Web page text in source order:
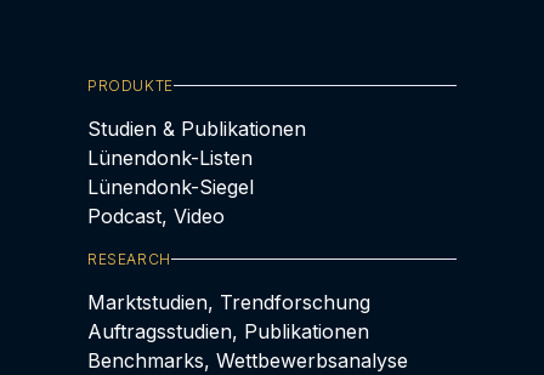
PRODUKTE
Studien & Publikationen
Lünendonk-Listen
Lünendonk-Siegel
Podcast, Video
RESEARCH
Marktstudien, Trendforschung
Auftragsstudien, Publikationen
Benchmarks, Wettbewerbsanalyse